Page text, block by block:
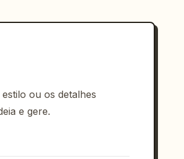
ou os detalhes
e gere.